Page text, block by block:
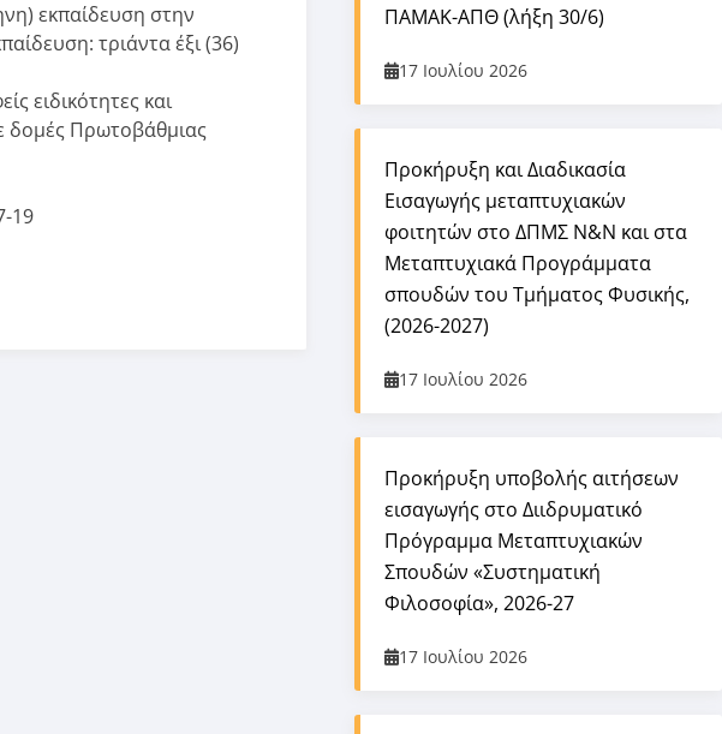
εκπαίδευση στην
τριάντα έξι (36)
ειδικότητες και
δομές Πρωτοβάθμιας
19
ΠΑΜΑΚ-ΑΠΘ (λήξη 30/6)
17 Ιουλίου 2026
Προκήρυξη και Διαδικασία
Εισαγωγής μεταπτυχιακών
φοιτητών στο ΔΠΜΣ Ν&Ν και στα
Μεταπτυχιακά Προγράμματα
σπουδών του Τμήματος Φυσικής,
(2026-2027)
17 Ιουλίου 2026
Προκήρυξη υποβολής αιτήσεων
εισαγωγής στο Διιδρυματικό
Πρόγραμμα Μεταπτυχιακών
Σπουδών «Συστηματική
Φιλοσοφία», 2026-27
17 Ιουλίου 2026